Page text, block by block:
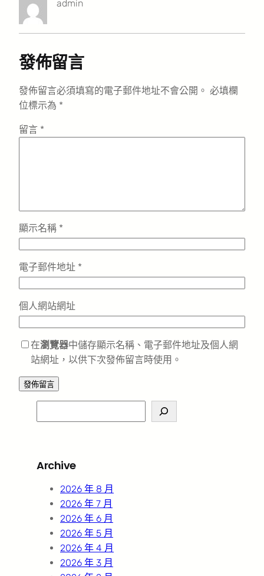
admin
發佈留言
發佈留言必須填寫的電子郵件地址不會公開。 必填欄
位標示為 *
留言 *
顯示名稱 *
電子郵件地址 *
個人網站網址
在瀏覽器中儲存顯示名稱、電子郵件地址及個人網
站網址，以供下次發佈留言時使用。
e
c
Archive
2026 年 8 月
2026 年 7 月
2026 年 6 月
2026 年 5 月
2026 年 4 月
2026 年 3 月